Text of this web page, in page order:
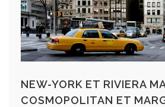
NEW-YORK ET RIVIERA
COSMOPOLITAN ET